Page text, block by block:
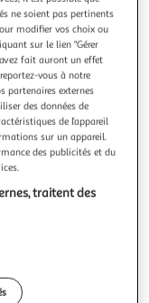
marron
Solide &
Couleur : Marron
ne soient pas pertinents
modifier vos choix ou
sur le lien "Gérer
avez fait auront un effet
vous à notre
partenaires externes
des données de
de l’appareil
sur un appareil.
des publicités et du
traitent des